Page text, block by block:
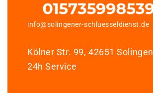
info@solingener-schluesseldienst.de
Kölner Str. 99, 42651 Solingen
24h Service